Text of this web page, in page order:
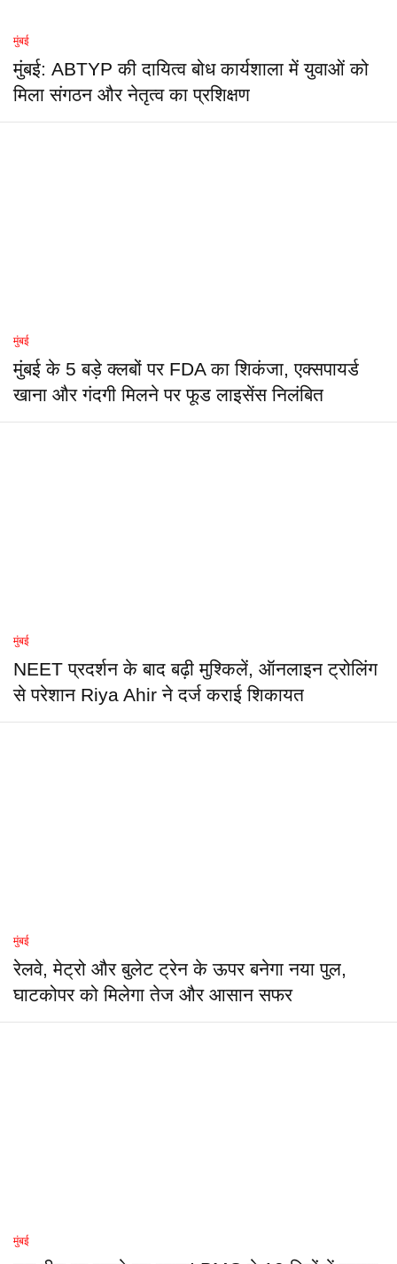
मुंबई
मुंबई: ABTYP की दायित्व बोध कार्यशाला में युवाओं को
मिला संगठन और नेतृत्व का प्रशिक्षण
मुंबई
मुंबई के 5 बड़े क्लबों पर FDA का शिकंजा, एक्सपायर्ड
खाना और गंदगी मिलने पर फूड लाइसेंस निलंबित
मुंबई
NEET प्रदर्शन के बाद बढ़ी मुश्किलें, ऑनलाइन ट्रोलिंग
से परेशान Riya Ahir ने दर्ज कराई शिकायत
मुंबई
रेलवे, मेट्रो और बुलेट ट्रेन के ऊपर बनेगा नया पुल,
घाटकोपर को मिलेगा तेज और आसान सफर
मुंबई